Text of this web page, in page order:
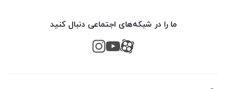
ما را در شبکه‌های اجتماعی دنبال کنید